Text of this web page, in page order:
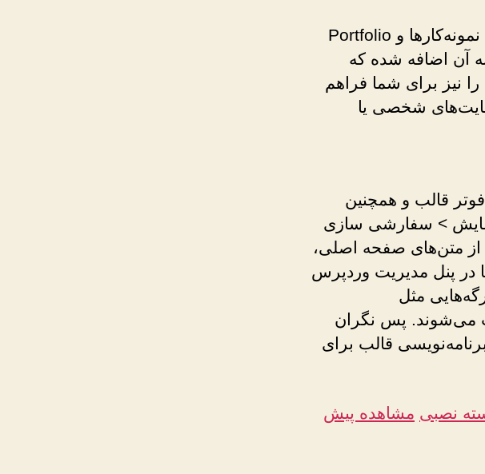
سبک و مدل این قالب معمولا برای نمایش نمونه‌کارها و Portfolio
آن اضافه شده که
نیز برای شما فراهم
شخصی یا
قالب و همچنین
نمایش > سفارشی سازی
متن‌های صفحه اصلی،
در پنل مدیریت وردپرس
مثل
می‌شوند. پس نگران
قالب برای
نصبی مشاهده پیش